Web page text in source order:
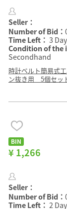
Seller：
Number of Bid：
Time Left： 3 Day
Condition of the
Secondhand
時計ベルト簡易式
ン抜き用 5個セッ
BIN
¥ 1,266
Seller：
Number of Bid：
Time Left： 2 Day